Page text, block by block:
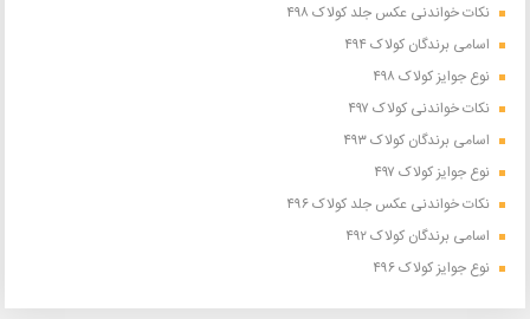
نکات خواندنی عکس جلد کولاک ۴۹۸
اسامی برندگان کولاک ۴۹۴
نوع جوایز کولاک ۴۹۸
نکات خواندنی کولاک ۴۹۷
اسامی برندگان کولاک ۴۹۳
نوع جوایز کولاک ۴۹۷
نکات خواندنی عکس جلد کولاک ۴۹۶
اسامی برندگان کولاک ۴۹۲
نوع جوایز کولاک ۴۹۶